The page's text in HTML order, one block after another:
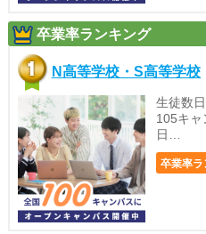
卒業率ランキング
N高等学校・S高等学校
生徒数
105キャ
日…
卒業率